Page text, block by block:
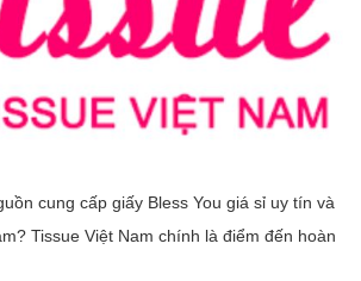
cung cấp giấy Bless You giá sỉ uy tín và
Tissue Việt Nam chính là điểm đến hoàn